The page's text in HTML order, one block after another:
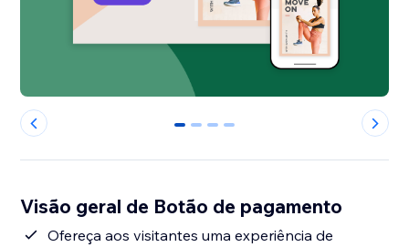
0 1 2 3
Visão geral de Botão de pagamento
Ofereça aos visitantes uma experiência de